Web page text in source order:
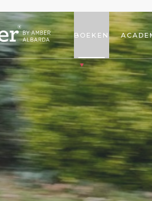
BOEKEN